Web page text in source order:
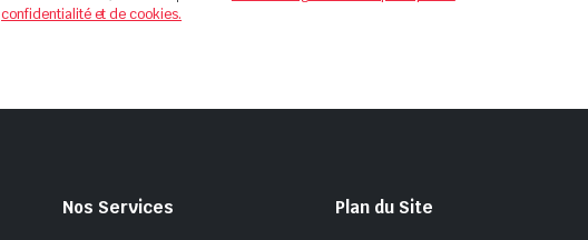
confidentialité et de cookies.
Nos Services Plan du Site